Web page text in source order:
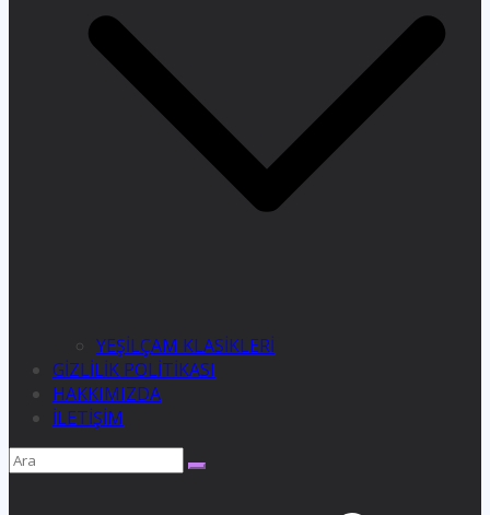
YEŞİLÇAM KLASİKLERİ
GİZLİLİK POLİTİKASI
HAKKIMIZDA
İLETİŞİM